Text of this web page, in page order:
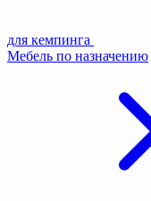
для кемпинга
Мебель по назначению